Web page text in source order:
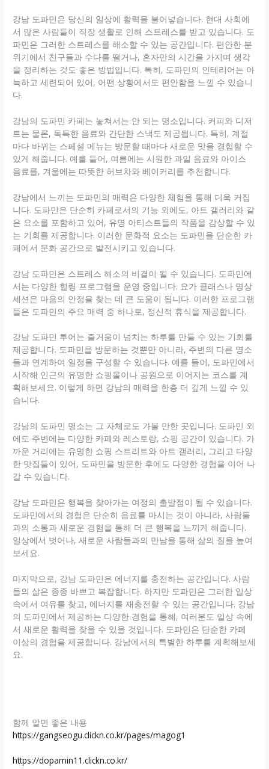
강남 도파민은 당신의 일상에 활력을 불어넣습니다. 현대 사회에
서 많은 사람들이 직장 생활로 인해 스트레스를 받고 있습니다. 도
파민은 그러한 스트레스를 해소할 수 있는 공간입니다. 편안한 분
위기에서 친구들과 수다를 떨거나, 혼자만의 시간을 가지며 생각
을 정리하는 것도 좋은 방법입니다. 특히, 도파민의 인테리어는 아
늑하고 세련되어 있어, 어떤 상황에서도 편안함을 느낄 수 있습니
다.
강남의 도파민 카페는 놓쳐서는 안 되는 명소입니다. 커피와 디저
트는 물론, 독특한 음료와 간단한 스낵도 제공됩니다. 특히, 계절
마다 바뀌는 스페셜 메뉴는 방문할 때마다 새로운 맛을 경험할 수
있게 해줍니다. 예를 들어, 여름에는 시원한 과일 음료와 아이스
음료를, 겨울에는 따뜻한 허브차와 베이커리를 추천합니다.
강남에서 느끼는 도파민의 매력은 다양한 체험을 통해 더욱 커집
니다. 도파민은 단순히 카페로서의 기능 외에도, 아트 갤러리와 같
은 요소를 포함하고 있어, 유명 아티스트들의 작품을 감상할 수 있
는 기회를 제공합니다. 이러한 문화적 요소는 도파민을 단순한 카
페에서 문화 공간으로 발전시키고 있습니다.
강남 도파민은 스트레스 해소의 비결이 될 수 있습니다. 도파민에
서는 다양한 힐링 프로그램을 운영 중입니다. 요가 클래스나 명상
세션은 마음의 안정을 찾는 데 큰 도움이 됩니다. 이러한 프로그램
들은 도파민의 주요 매력 중 하나로, 정신적 휴식을 제공합니다.
강남 도파민 투어는 즐거움이 넘치는 하루를 만들 수 있는 기회를
제공합니다. 도파민을 방문하는 것뿐만 아니라, 주변의 다른 명소
들과 연계하여 일정을 구성할 수 있습니다. 예를 들어, 도파민에서
시작해 인근의 유명한 쇼핑몰이나 공원으로 이어지는 코스를 계
획해보세요. 이렇게 하면 강남의 매력을 한층 더 깊게 느낄 수 있
습니다.
강남의 도파민 명소는 그 자체로도 가볼 만한 곳입니다. 도파민 외
에도 주변에는 다양한 카페와 레스토랑, 쇼핑 공간이 있습니다. 가
까운 거리에는 유명한 쇼핑 스트리트와 아트 갤러리, 그리고 다양
한 맛집들이 있어, 도파민을 방문한 후에도 다양한 경험을 이어 나
갈 수 있습니다.
강남 도파민은 행복을 찾아가는 여정의 출발점이 될 수 있습니다.
도파민에서의 경험은 단순히 음료를 마시는 것이 아니라, 사람들
과의 소통과 새로운 경험을 통해 더 큰 행복을 느끼게 해줍니다.
일상에서 벗어나, 새로운 사람들과의 만남을 통해 삶의 질을 높여
보세요.
마지막으로, 강남 도파민은 에너지를 충전하는 공간입니다. 사람
들의 삶은 종종 바쁘고 복잡합니다. 하지만 도파민은 그러한 일상
속에서 여유를 찾고, 에너지를 재충전할 수 있는 공간입니다. 강남
의 도파민에서 제공하는 다양한 경험을 통해, 여러분도 일상 속에
서 새로운 활력을 찾을 수 있을 것입니다. 도파민은 단순한 카페
이상의 경험을 제공합니다. 강남에서의 특별한 하루를 계획해보세
요.
함께 알면 좋은 내용
https://gangseogu.clickn.co.kr/pages/magog1
https://dopamin11.clickn.co.kr/